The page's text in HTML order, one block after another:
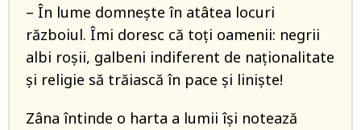
– În lume domnește în atâtea locuri
războiul. Îmi doresc că toți oamenii: negrii
albi roșii, galbeni indiferent de naționalitate
și religie să trăiască în pace și liniște!
Zâna întinde o harta a lumii își notează